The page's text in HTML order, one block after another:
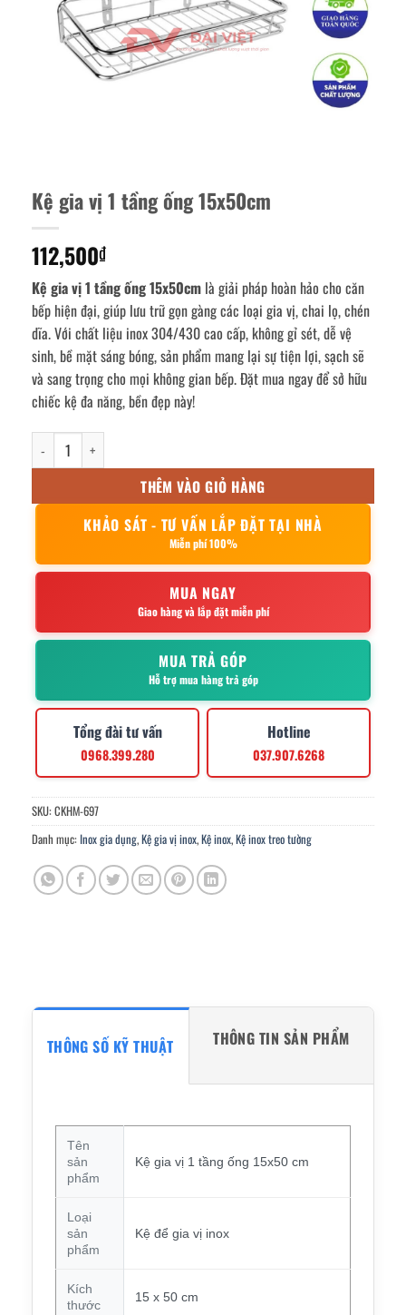
Kệ gia vị 1 tầng ống 15x50cm
112,500₫
Kệ gia vị 1 tầng ống 15x50cm là giải pháp hoàn hảo cho căn
bếp hiện đại, giúp lưu trữ gọn gàng các loại gia vị, chai lọ, chén
dĩa. Với chất liệu inox 304/430 cao cấp, không gỉ sét, dễ vệ
sinh, bề mặt sáng bóng, sản phẩm mang lại sự tiện lợi, sạch sẽ
và sang trọng cho mọi không gian bếp. Đặt mua ngay để sở hữu
chiếc kệ đa năng, bền đẹp này!
Kệ gia vị 1 tầng ống 15x50cm số lượng
THÊM VÀO GIỎ HÀNG
KHẢO SÁT - TƯ VẤN LẮP ĐẶT TẠI NHÀ
Miễn phí 100%
MUA NGAY
Giao hàng và lắp đặt miễn phí
MUA TRẢ GÓP
Hỗ trợ mua hàng trả góp
Tổng đài tư vấn
0968.399.280
Hotline
037.907.6268
SKU: CKHM-697
Danh mục: Inox gia dụng,Kệ gia vị inox,Kệ inox,Kệ inox treo tường
THÔNG SỐ KỸ THUẬT THÔNG TIN SẢN PHẨM
Tên
sản
phẩm
Kệ gia vị 1 tầng ống 15x50 cm
Loại
sản
phẩm
Kệ để gia vị inox
Kích
thước
15 x 50 cm